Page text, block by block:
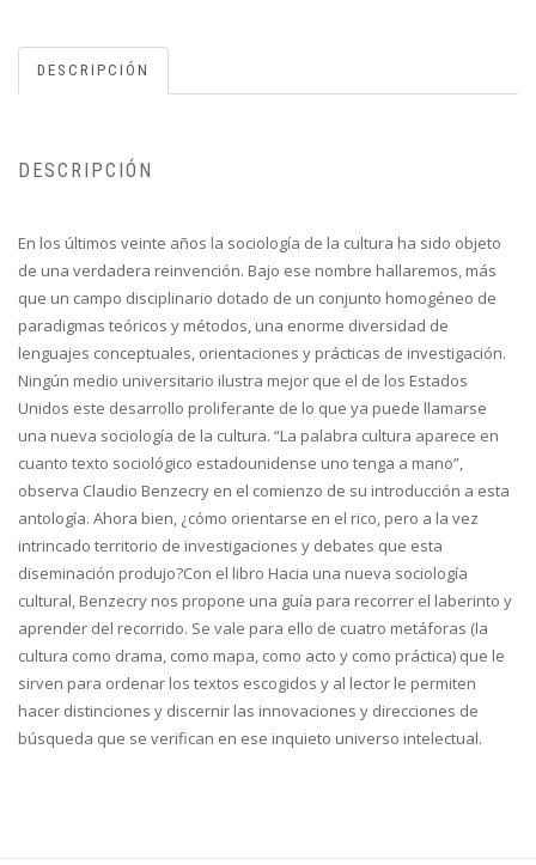
DESCRIPCIÓN
DESCRIPCIÓN
En los últimos veinte años la sociología de la cultura ha sido objeto
de una verdadera reinvención. Bajo ese nombre hallaremos, más
que un campo disciplinario dotado de un conjunto homogéneo de
paradigmas teóricos y métodos, una enorme diversidad de
lenguajes conceptuales, orientaciones y prácticas de investigación.
Ningún medio universitario ilustra mejor que el de los Estados
Unidos este desarrollo proliferante de lo que ya puede llamarse
una nueva sociología de la cultura. “La palabra cultura aparece en
cuanto texto sociológico estadounidense uno tenga a mano”,
observa Claudio Benzecry en el comienzo de su introducción a esta
antología. Ahora bien, ¿cómo orientarse en el rico, pero a la vez
intrincado territorio de investigaciones y debates que esta
diseminación produjo?Con el libro Hacia una nueva sociología
cultural, Benzecry nos propone una guía para recorrer el laberinto y
aprender del recorrido. Se vale para ello de cuatro metáforas (la
cultura como drama, como mapa, como acto y como práctica) que le
sirven para ordenar los textos escogidos y al lector le permiten
hacer distinciones y discernir las innovaciones y direcciones de
búsqueda que se verifican en ese inquieto universo intelectual.